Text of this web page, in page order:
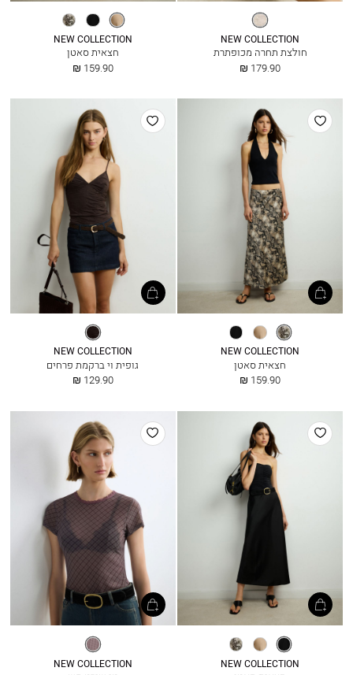
פודרה
NEW COLLECTION
חולצת תחרה מכופתרת
החל
179.90 ₪
קפה שחור נחש
NEW COLLECTION
חצאית סאטן
החל
159.90 ₪
הוסף
למועדפים
נחש קפה שחור
NEW COLLECTION
חצאית סאטן
החל
159.90 ₪
הוסף
למועדפים
אספרסו
NEW COLLECTION
גופית וי ברקמת פרחים
החל
129.90 ₪
הוסף
למועדפים
שחור קפה נחש
NEW COLLECTION
הוסף
למועדפים
משבצות
NEW COLLECTION